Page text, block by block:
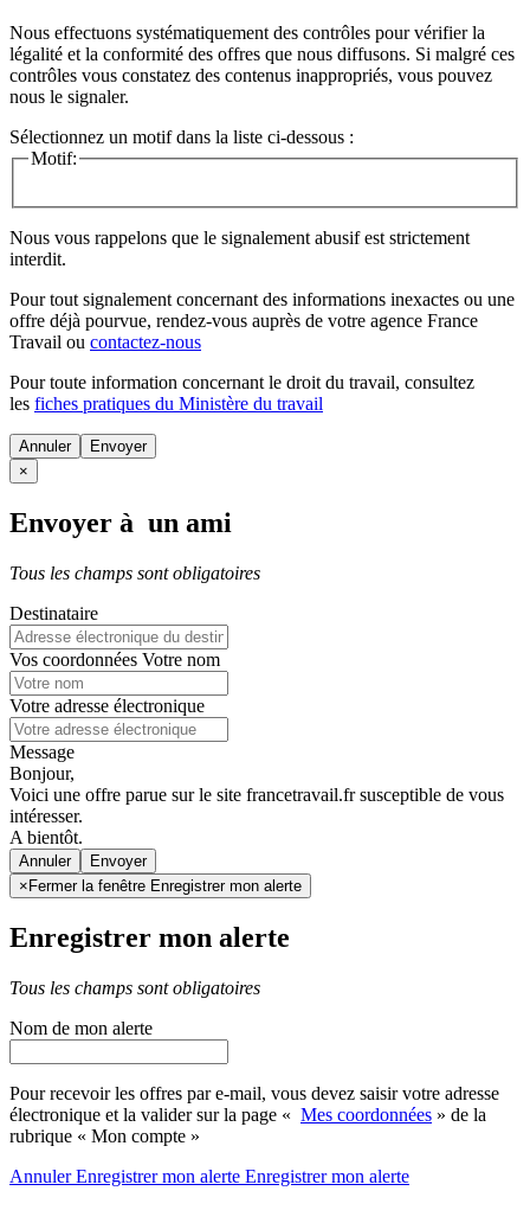
Nous effectuons systématiquement des contrôles pour vérifier la
légalité et la conformité des offres que nous diffusons. Si malgré ces
contrôles vous constatez des contenus inappropriés, vous pouvez
nous le signaler.
Sélectionnez un motif dans la liste ci-dessous :
Motif:
Nous vous rappelons que le signalement abusif est strictement
interdit.
Pour tout signalement concernant des informations inexactes ou une
offre déjà pourvue, rendez-vous auprès de votre agence France
Travail ou contactez-nous
Pour toute information concernant le droit du travail, consultez
les fiches pratiques du Ministère du travail
Annuler
×
Envoyer à un ami
Tous les champs sont obligatoires
Destinataire
Vos coordonnées Votre nom
Votre adresse électronique
Message
Bonjour,
Voici une offre parue sur le site francetravail.fr susceptible de vous
intéresser.
A bientôt.
Annuler
× Fermer la fenêtre Enregistrer mon alerte
Enregistrer mon alerte
Tous les champs sont obligatoires
Nom de mon alerte
Pour recevoir les offres par e-mail, vous devez saisir votre adresse
électronique et la valider sur la page « Mes coordonnées » de la
rubrique « Mon compte »
AnnulerEnregistrer mon alerte Enregistrermon alerte